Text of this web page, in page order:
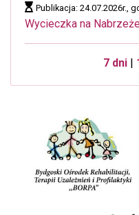
Publikacja: 24.07.2026r.,
Wycieczka na
7 dni|